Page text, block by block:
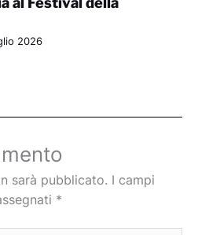
2026
sarà pubblicato. I campi
*